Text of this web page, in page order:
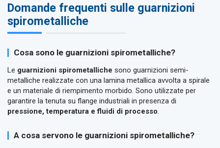
Domande frequenti sulle guarnizioni
spirometalliche
Cosa sono le guarnizioni spirometalliche?
Le guarnizioni spirometalliche sono guarnizioni semi-
metalliche realizzate con una lamina metallica avvolta a spirale
e un materiale di riempimento morbido. Sono utilizzate per
garantire la tenuta su flange industriali in presenza di
pressione, temperatura e fluidi di processo.
A cosa servono le guarnizioni spirometalliche?